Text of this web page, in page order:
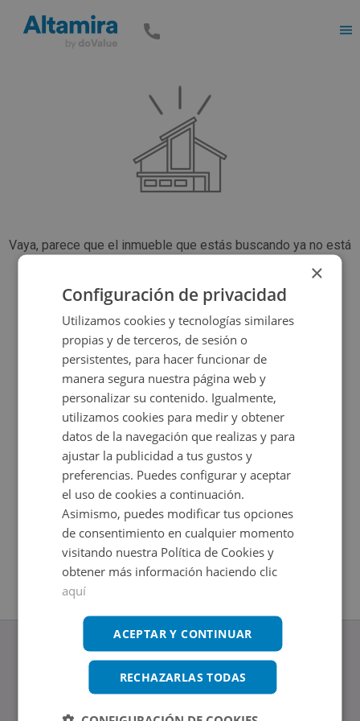
Vaya, parece que el inmueble que estás buscando ya no está
Volver a buscar
Calle Olivos 38, 04740 Roquetas De Mar - Almería
Impuestos no incluidos
×
Configuración de privacidad
Utilizamos cookies y tecnologías similares
propias y de terceros, de sesión o
persistentes, para hacer funcionar de
manera segura nuestra página web y
personalizar su contenido. Igualmente,
utilizamos cookies para medir y obtener
datos de la navegación que realizas y para
ajustar la publicidad a tus gustos y
preferencias. Puedes configurar y aceptar
el uso de cookies a continuación.
Asimismo, puedes modificar tus opciones
de consentimiento en cualquier momento
visitando nuestra Política de Cookies y
obtener más información haciendo clic
aquí
ACEPTAR Y CONTINUAR
RECHAZARLAS TODAS